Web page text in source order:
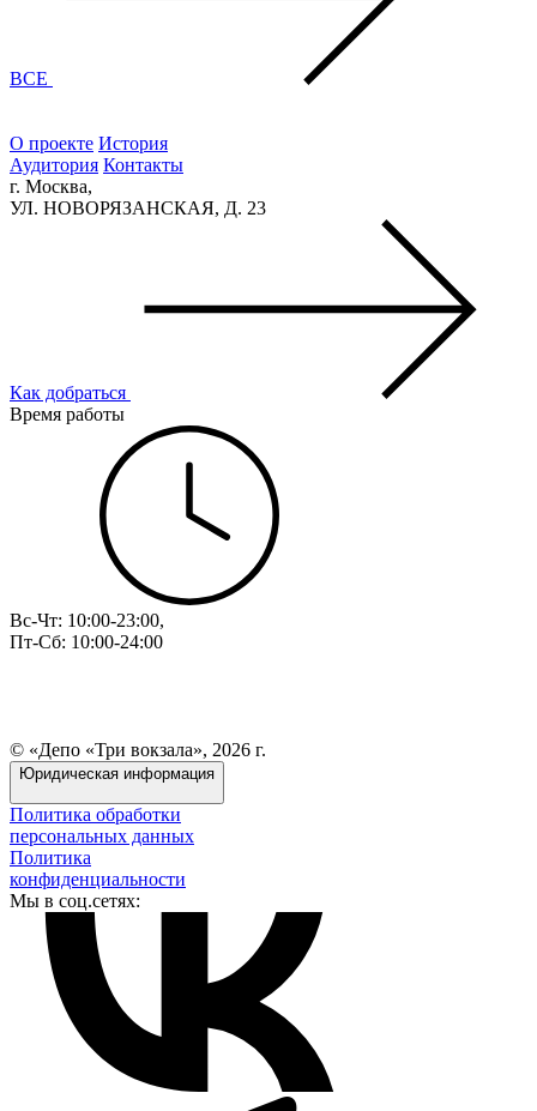
ВСЕ
О проекте История
Аудитория Контакты
г. Москва,
УЛ. НОВОРЯЗАНСКАЯ, Д. 23
Как добраться
Время работы
Вс-Чт: 10:00-23:00,
Пт-Сб: 10:00-24:00
© «Депо «Три вокзала», 2026 г.
Юридическая информация
Политика обработки
персональных данных
Политика
конфиденциальности
Мы в соц.сетях: